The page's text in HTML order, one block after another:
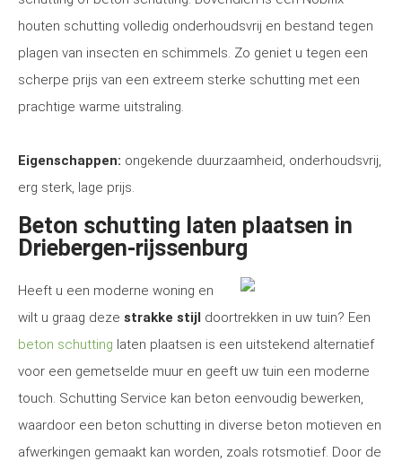
houten schutting volledig onderhoudsvrij en bestand tegen
plagen van insecten en schimmels. Zo geniet u tegen een
scherpe prijs van een extreem sterke schutting met een
prachtige warme uitstraling.
Eigenschappen: ongekende duurzaamheid, onderhoudsvrij,
erg sterk, lage prijs.
Beton schutting laten plaatsen in
Driebergen-rijssenburg
Heeft u een moderne woning en
wilt u graag deze strakke stijl doortrekken in uw tuin? Een
beton schutting laten plaatsen is een uitstekend alternatief
voor een gemetselde muur en geeft uw tuin een moderne
touch. Schutting Service kan beton eenvoudig bewerken,
waardoor een beton schutting in diverse beton motieven en
afwerkingen gemaakt kan worden, zoals rotsmotief. Door de